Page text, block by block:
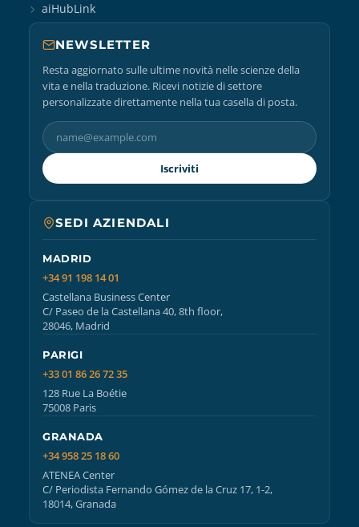
aiHubLink
NEWSLETTER
Resta aggiornato sulle ultime novità nelle scienze della
vita e nella traduzione. Ricevi notizie di settore
personalizzate direttamente nella tua casella di posta.
Iscriviti
SEDI AZIENDALI
MADRID
+34 91 198 14 01
Castellana Business Center
C/ Paseo de la Castellana 40, 8th floor,
28046, Madrid
PARIGI
+33 01 86 26 72 35
128 Rue La Boétie
75008 Paris
GRANADA
+34 958 25 18 60
ATENEA Center
C/ Periodista Fernando Gómez de la Cruz 17, 1-2,
18014, Granada